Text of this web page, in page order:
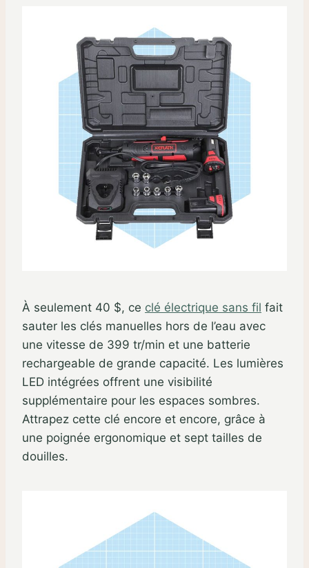
À seulement 40 $, ce clé électrique sans fil fait
sauter les clés manuelles hors de l’eau avec
une vitesse de 399 tr/min et une batterie
rechargeable de grande capacité. Les lumières
LED intégrées offrent une visibilité
supplémentaire pour les espaces sombres.
Attrapez cette clé encore et encore, grâce à
une poignée ergonomique et sept tailles de
douilles.